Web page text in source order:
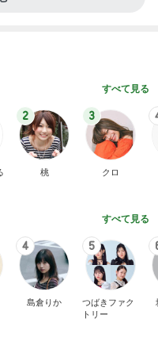
すべて見る
2
桃
3
クロ
すべて見る
4
島倉りか
5
つばきファク
トリー